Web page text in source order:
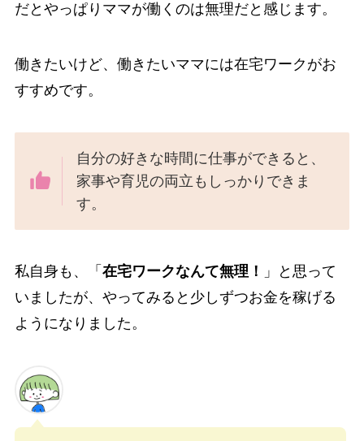
だとやっぱりママが働くのは無理だと感じます。
働きたいけど、働きたいママには在宅ワークがお
すすめです。
自分の好きな時間に仕事ができると、
家事や育児の両立もしっかりできま
す。
私自身も、「 在宅ワークなんて無理！
」と思って
いましたが、やってみると少しずつお金を稼げる
ようになりました。